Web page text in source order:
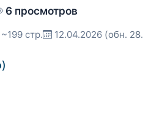
6 просмотров
стр. 12.04.2026 (обн.